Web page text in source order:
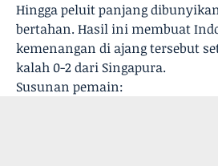
Hingga peluit panjang
bertahan. Hasil ini membuat
kemenangan di ajang tersebut
kalah 0-2 dari Singapura.
Susunan pemain: